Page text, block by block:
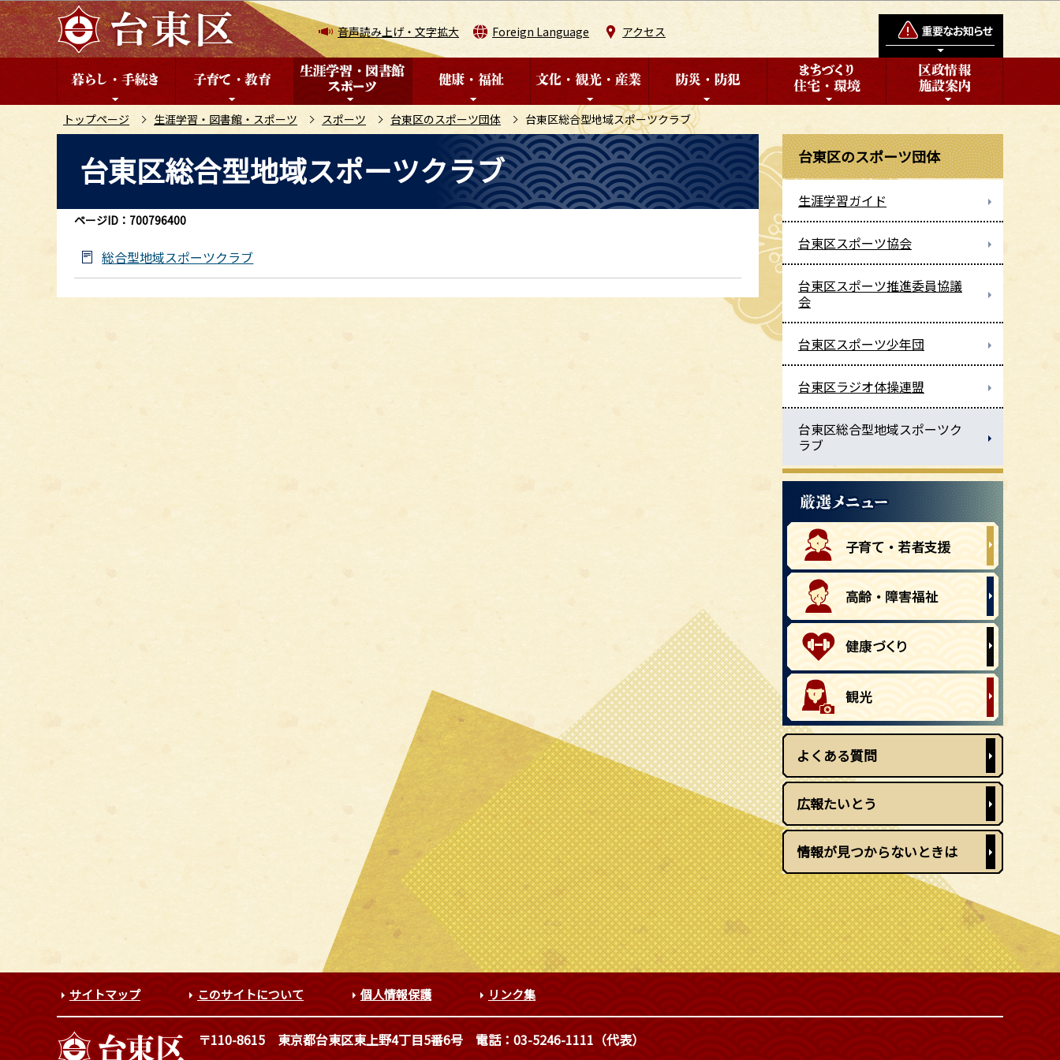
こ
の
ペ
音声読み上げ・文字拡大 Foreign Language アクセス
トップページ 生涯学習・図書館・スポーツ スポーツ 台東区のスポーツ団体 台東区総合型地域スポーツクラブ
こ
台東区総合型地域スポーツクラブ
ページID：700796400
総合型地域スポーツクラブ
台東区のスポーツ団体
生涯学習ガイド
台東区スポーツ協会
台東区スポーツ推進委員協議
会
台東区スポーツ少年団
台東区ラジオ体操連盟
台東区総合型地域スポーツク
ラブ
よくある質問
広報たいとう
情報が見つからないときは
サイトマップ このサイトについて 個人情報保護 リンク集
〒110-8615 東京都台東区東上野4丁目5番6号 電話：03-5246-1111（代表）